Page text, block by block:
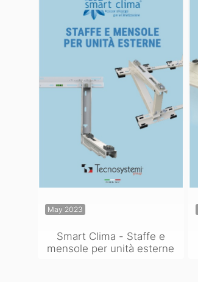
May 2023
Smart Clima - Staffe e
mensole per unità esterne